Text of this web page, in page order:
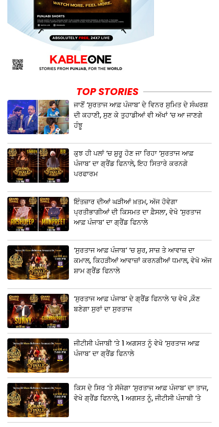
TOP STORIES
ਜਾਣੋਂ ‘ਸੁਰਤਾਜ ਆਫ਼ ਪੰਜਾਬ’ ਦੇ ਵਿਨਰ ਸੁਮਿਤ ਦੇ ਸੰਘਰਸ਼
ਦੀ ਕਹਾਣੀ, ਸੁਣ ਕੇ ਤੁਹਾਡੀਆਂ ਵੀ ਅੱਖਾਂ ‘ਚ ਆ ਜਾਣਗੇ
ਹੰਝੂ
ਕੁਝ ਹੀ ਪਲਾਂ ‘ਚ ਸ਼ੁਰੂ ਹੋਣ ਜਾ ਰਿਹਾ ‘ਸੁਰਤਾਜ ਆਫ਼
ਪੰਜਾਬ’ ਦਾ ਗ੍ਰੈਂਡ ਫਿਨਾਲੇ, ਇਹ ਸਿਤਾਰੇ ਕਰਨਗੇ
ਪਰਫਾਰਮ
ਇੰਤਜ਼ਾਰ ਦੀਆਂ ਘੜੀਆਂ ਖ਼ਤਮ, ਅੱਜ ਹੋਵੇਗਾ
ਪ੍ਰਤੀਭਾਗੀਆਂ ਦੀ ਕਿਸਮਤ ਦਾ ਫ਼ੈਸਲਾ, ਵੇਖੋ ‘ਸੁਰਤਾਜ
ਆਫ਼ ਪੰਜਾਬ’ ਦਾ ਗ੍ਰੈਂਡ ਫਿਨਾਲੇ
‘ਸੁਰਤਾਜ ਆਫ਼ ਪੰਜਾਬ’ ‘ਚ ਸ਼ੁਰ, ਸਾਜ਼ ਤੇ ਆਵਾਜ਼ ਦਾ
ਕਮਾਲ, ਕਿਹੜੀਆਂ ਆਵਾਜ਼ਾਂ ਕਰਨਗੀਆਂ ਧਮਾਲ, ਵੇਖੋ ਅੱਜ
ਸ਼ਾਮ ਗ੍ਰੈਂਡ ਫਿਨਾਲੇ
‘ਸੁਰਤਾਜ ਆਫ਼ ਪੰਜਾਬ’ ਦੇ ਗ੍ਰੈਂਡ ਫਿਨਾਲੇ ‘ਚ ਵੇਖੋ ,ਕੌਣ
ਬਣੇਗਾ ਸੁਰਾਂ ਦਾ ਸੁਰਤਾਜ
ਜੀਟੀਸੀ ਪੰਜਾਬੀ ‘ਤੇ 1 ਅਗਸਤ ਨੂੰ ਵੇਖੋ ‘ਸੁਰਤਾਜ ਆਫ਼
ਪੰਜਾਬ’ ਦਾ ਗ੍ਰੈਂਡ ਫਿਨਾਲੇ
ਕਿਸ ਦੇ ਸਿਰ ‘ਤੇ ਸੱਜੇਗਾ ‘ਸੁਰਤਾਜ ਆਫ਼ ਪੰਜਾਬ’ ਦਾ ਤਾਜ,
ਵੇਖੋ ਗ੍ਰੈਂਡ ਫਿਨਾਲੇ, 1 ਅਗਸਤ ਨੂੰ, ਜੀਟੀਸੀ ਪੰਜਾਬੀ ‘ਤੇ